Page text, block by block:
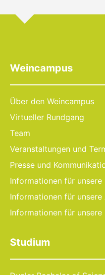
Weincampus
Über den Weincampus
Virtueller Rundgang
Team
Veranstaltungen und
Presse und
Informationen für unsere
Informationen für unsere
Informationen für
Studium